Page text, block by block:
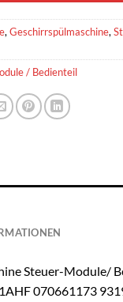
, Geschirrspülmaschine,
/ Bedienteil
Steuer-Module/
070661173